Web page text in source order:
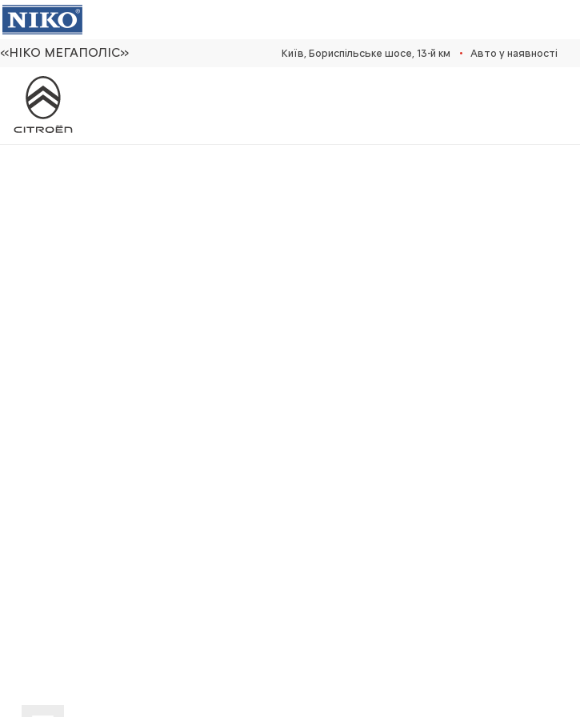
«НІКО МЕГАПОЛІС» Київ, Бориспільське шосе, 13-й км • Авто у наявності